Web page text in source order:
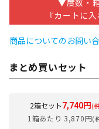
▼度数・
『カートに
商品についてのお問い
まとめ買いセット
2箱セット7,740円 (
1箱あたり 3,870円(